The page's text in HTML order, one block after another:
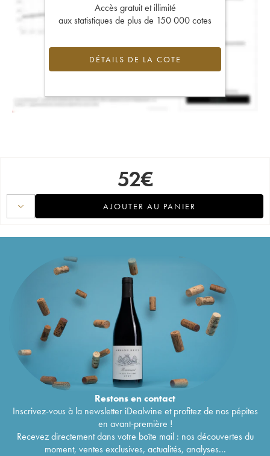
Accès gratuit et illimité
aux statistiques de plus de 150 000 cotes
DÉTAILS DE LA COTE
52€
AJOUTER AU PANIER
Restons encontact
Inscrivez-vous à la newsletter iDealwine et profitez de nos pépites
en avant-première !
Recevez directement dans votre boîte mail : nos découvertes du
moment, ventes exclusives, actualités, analyses...